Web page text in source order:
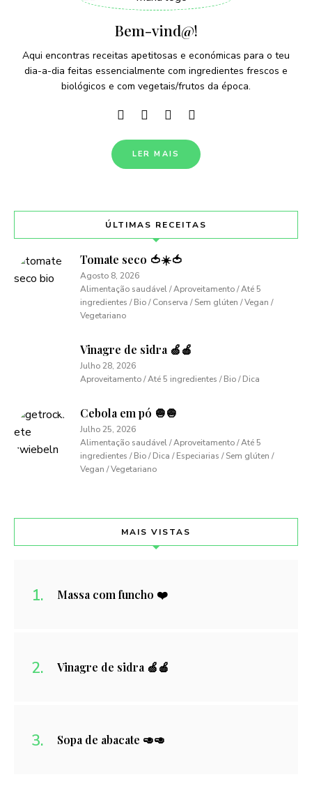
Bem-vind@!
Aqui encontras receitas apetitosas e económicas para o teu
dia-a-dia feitas essencialmente com ingredientes frescos e
biológicos e com vegetais/frutos da época.
LER MAIS
ÚLTIMAS RECEITAS
Tomate seco 🍅☀️🍅
Agosto 8, 2026
Alimentação saudável / Aproveitamento / Até 5
ingredientes / Bio / Conserva / Sem glúten / Vegan /
Vegetariano
Vinagre de sidra 🍏🍎
Julho 28, 2026
Aproveitamento / Até 5 ingredientes / Bio / Dica
Cebola em pó 🧅🧅
Julho 25, 2026
Alimentação saudável / Aproveitamento / Até 5
ingredientes / Bio / Dica / Especiarias / Sem glúten /
Vegan / Vegetariano
MAIS VISTAS
Massa com funcho ❤️
Vinagre de sidra 🍏🍎
Sopa de abacate 🥑🥑